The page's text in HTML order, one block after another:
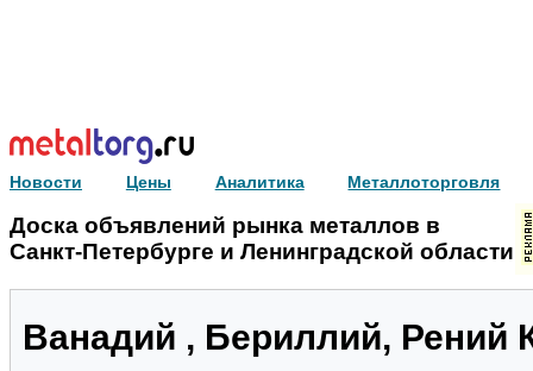
Новости Цены Аналитика Металлоторговля
Доска объявлений рынка металлов в
Санкт-Петербурге и Ленинградской области
Ванадий , Бериллий, Рений